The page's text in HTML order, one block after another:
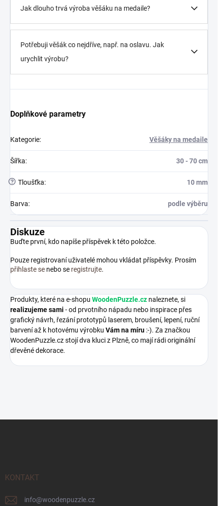
Jak dlouho trvá výroba věšáku na medaile?
Potřebuji věšák co nejdříve, např. na oslavu. Jak
urychlit výrobu?
Doplňkové parametry
Kategorie: Věšáky na medaile
Šířka: 30 - 70 cm
? Tloušťka: 10 mm
Barva: podle výběru
Diskuze
Buďte první, kdo napíše příspěvek k této položce.
Pouze registrovaní uživatelé mohou vkládat příspěvky. Prosím
přihlaste se nebo se registrujte.
Produkty, které na e-shopu WoodenPuzzle.cz naleznete, si
realizujeme sami - od prvotního nápadu nebo inspirace přes
grafický návrh, řezání prototypů laserem, broušení, lepení, ruční
barvení až k hotovému výrobku Vám na míru :-). Za značkou
WoodenPuzzle.cz stojí dva kluci z Plzně, co mají rádi originální
dřevěné dekorace.
KONTAKT
info@woodenpuzzle.cz